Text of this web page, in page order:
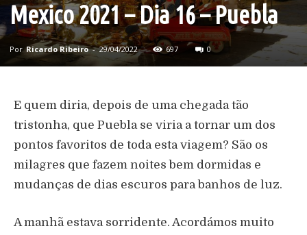
Mexico 2021 – Dia 16 – Puebla
Por Ricardo Ribeiro - 29/04/2022 697 0
E quem diria, depois de uma chegada tão
tristonha, que Puebla se viria a tornar um dos
pontos favoritos de toda esta viagem? São os
milagres que fazem noites bem dormidas e
mudanças de dias escuros para banhos de luz.
A manhã estava sorridente. Acordámos muito